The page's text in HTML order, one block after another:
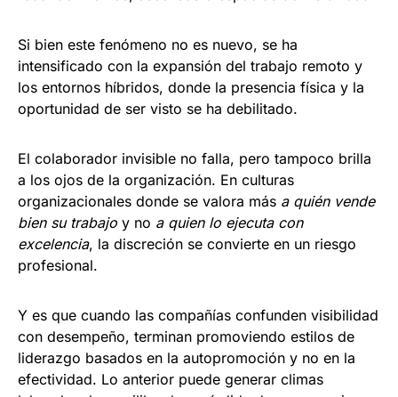
Si bien este fenómeno no es nuevo, se ha
intensificado con la expansión del trabajo remoto y
los entornos híbridos, donde la presencia física y la
oportunidad de ser visto se ha debilitado.
El colaborador invisible no falla, pero tampoco brilla
a los ojos de la organización. En culturas
organizacionales donde se valora más a quién vende
bien su trabajo y no a quien lo ejecuta con
excelencia, la discreción se convierte en un riesgo
profesional.
Y es que cuando las compañías confunden visibilidad
con desempeño, terminan promoviendo estilos de
liderazgo basados en la autopromoción y no en la
efectividad. Lo anterior puede generar climas